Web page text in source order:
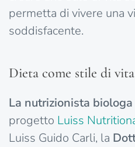
permetta di vivere una
soddisfacente.
Dieta come stile di vita
La nutrizionista biologa
progetto Luiss
Luiss Guido Carli, la